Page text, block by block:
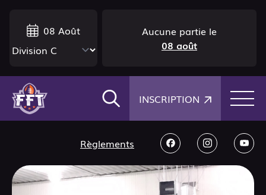
08 Août
Aucune partie le
08 août
INSCRIPTION ×
Règlements